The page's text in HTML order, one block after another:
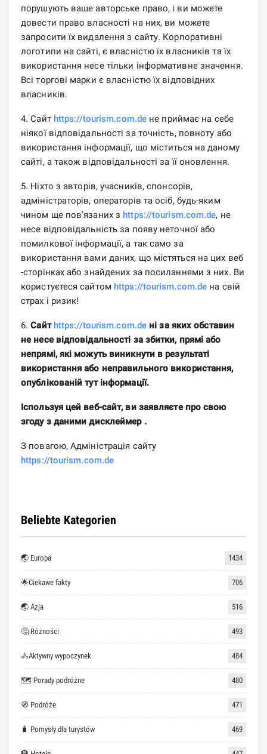
порушують ваше авторське право, і ви можете
довести право власності на них, ви можете
запросити їх видалення з сайту. Корпоративні
логотипи на сайті, є власністю їх власників та їх
використання несе тільки інформативне значення.
Всі торгові марки є власністю їх відповідних
власників.
4. Сайт https://tourism.com.de не приймає на себе
ніякої відповідальності за точність, повноту або
використання інформації, що міститься на даному
сайті, а також відповідальності за її оновлення.
5. Ніхто з авторів, учасників, спонсорів,
адміністраторів, операторів та осіб, будь-яким
чином ще пов'язаних з https://tourism.com.de, не
несе відповідальність за появу неточної або
помилкової інформації, а так само за
використання вами даних, що містяться на цих веб
-сторінках або знайдених за посиланнями з них. Ви
користуєтеся сайтом https://tourism.com.de на свій
страх і ризик!
6.Сайт https://tourism.com.de ні за яких обставин
не несе відповідальності за збитки, прямі або
непрямі, які можуть виникнути в результаті
використання або неправильного використання,
опублікованій тут інформації.
Іспользуя цей веб-сайт, ви заявляєте про свою
згоду з даними дисклеймер .
З повагою, Адміністрація сайту
https://tourism.com.de
Beliebte Kategorien
🌏 Europa 1434
🌟Ciekawe fakty 706
🌏 Azja 516
🤔 Różności 493
🚴Aktywny wypoczynek 484
🗺 Porady podróżne 480
🧭 Podróże 471
🧳 Pomysły dla turystów 469